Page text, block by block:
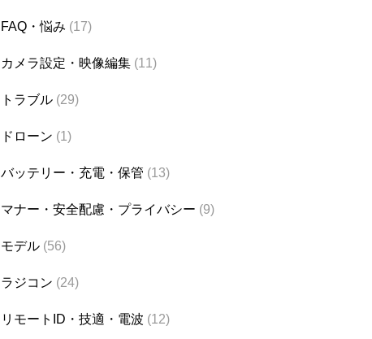
FAQ・悩み (17)
カメラ設定・映像編集 (11)
トラブル (29)
ドローン (1)
バッテリー・充電・保管 (13)
マナー・安全配慮・プライバシー (9)
モデル (56)
ラジコン (24)
リモートID・技適・電波 (12)